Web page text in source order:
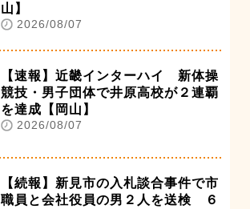
山】
2026/08/07
【速報】近畿インターハイ 新体操
競技・男子団体で井原高校が２連覇
を達成【岡山】
2026/08/07
【続報】新見市の入札談合事件で市
職員と会社役員の男２人を送検 ６